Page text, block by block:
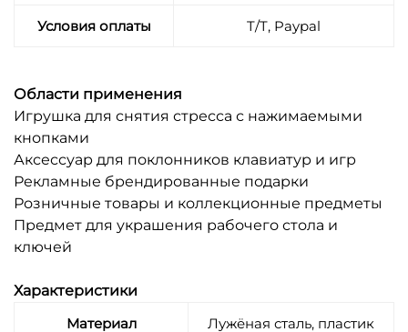
Условия оплаты T/T, Paypal
Области применения
Игрушка для снятия стресса с нажимаемыми
кнопками
Аксессуар для поклонников клавиатур и игр
Рекламные брендированные подарки
Розничные товары и коллекционные предметы
Предмет для украшения рабочего стола и
ключей
Характеристики
Материал
Лужёная сталь, пластик